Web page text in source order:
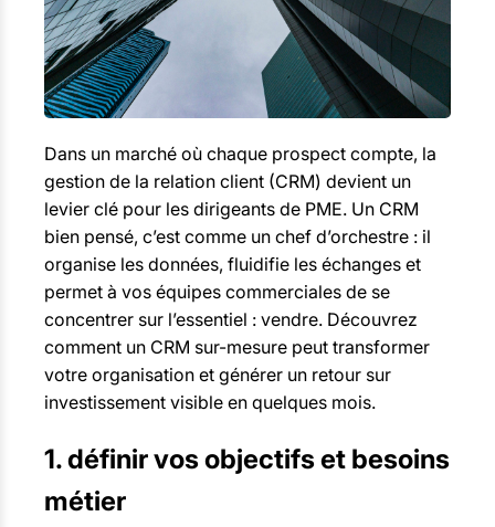
Dans un marché où chaque prospect compte, la
gestion de la relation client (CRM) devient un
levier clé pour les dirigeants de PME. Un CRM
bien pensé, c’est comme un chef d’orchestre : il
organise les données, fluidifie les échanges et
permet à vos équipes commerciales de se
concentrer sur l’essentiel : vendre. Découvrez
comment un CRM sur-mesure peut transformer
votre organisation et générer un retour sur
investissement visible en quelques mois.
1. définir vos objectifs et besoins
métier